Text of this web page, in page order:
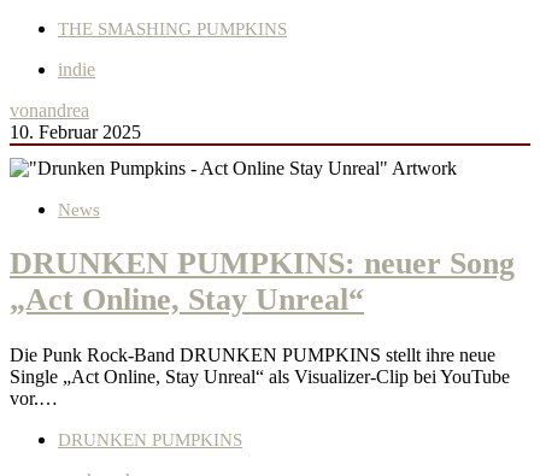
THE SMASHING PUMPKINS
indie
vonandrea
10. Februar 2025
News
DRUNKEN PUMPKINS: neuer Song
„Act Online, Stay Unreal“
Die Punk Rock-Band DRUNKEN PUMPKINS stellt ihre neue
Single „Act Online, Stay Unreal“ als Visualizer-Clip bei YouTube
vor.…
DRUNKEN PUMPKINS